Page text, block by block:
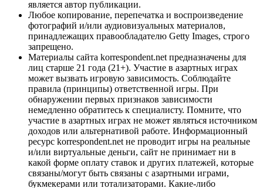
является автор публикации.
Любое копирование, перепечатка и воспроизведение
фотографий и/или аудиовизуальных материалов,
принадлежащих правообладателю Getty Images, строго
запрещено.
Материалы сайта korrespondent.net предназначены для
лиц старше 21 года (21+). Участие в азартных играх
может вызвать игровую зависимость. Соблюдайте
правила (принципы) ответственной игры. При
обнаружении первых признаков зависимости
немедленно обратитесь к специалисту. Помните, что
участие в азартных играх не может являться источником
доходов или альтернативой работе. Информационный
ресурс korrespondent.net не проводит игры на реальные
и/или виртуальные деньги, сайт не принимает ни в
какой форме оплату ставок и других платежей, которые
связаны/могут быть связаны с азартными играми,
букмекерами или тотализаторами. Какие-либо